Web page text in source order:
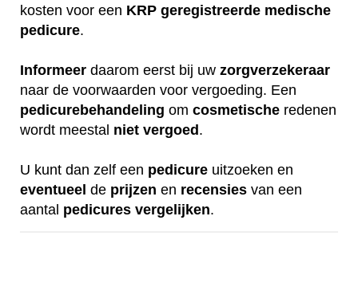
kosten voor een KRP geregistreerde medische
pedicure.
Informeer daarom eerst bij uw zorgverzekeraar
naar de voorwaarden voor vergoeding. Een
pedicurebehandeling om cosmetische redenen
wordt meestal niet vergoed .
U kunt dan zelf een pedicure uitzoeken en
eventueel de prijzen en recensies van een
aantal pedicures vergelijken.